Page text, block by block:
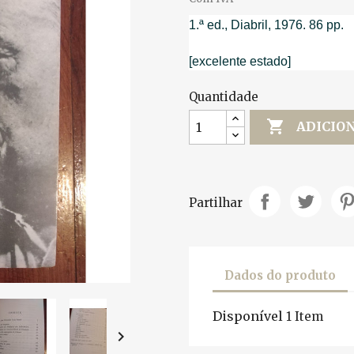

1.ª ed., Diabril, 1976. 86 pp.
[excelente estado]
Quantidade

Partilhar
Dados do produto
Disponível 1 Item